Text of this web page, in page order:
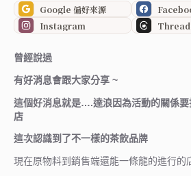
Google 偏好來源
Instagram
曾經說過
有好消息會跟大家分享 ~
這個好消息就是….達浪因為活動的關係要
店
這次認識到了不一樣的茶飲品牌
現在原物料到銷售端還能一條龍的進行的